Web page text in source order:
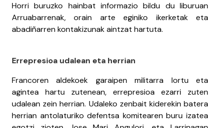
Horri buruzko hainbat informazio bildu du liburuan
Arruabarrenak, orain arte eginiko ikerketak eta
abadiñarren kontakizunak aintzat hartuta.
Errepresioa udalean eta herrian
Francoren aldekoek garaipen militarra lortu eta
agintea hartu zutenean, errepresioa ezarri zuten
udalean zein herrian. Udaleko zenbait kiderekin batera
herrian antolaturiko defentsa komitearen buru izatea